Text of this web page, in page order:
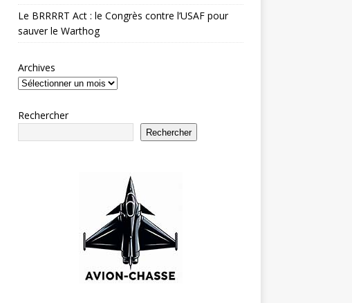
Le BRRRRT Act : le Congrès contre l’USAF pour
sauver le Warthog
Archives
Rechercher
Rechercher